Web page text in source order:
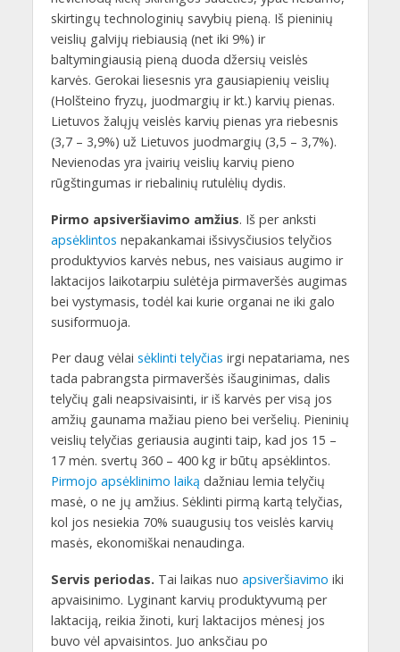
skirtingų technologinių savybių pieną. Iš pieninių
veislių galvijų riebiausią (net iki 9%) ir
baltymingiausią pieną duoda džersių veislės
karvės. Gerokai liesesnis yra gausiapienių veislių
(Holšteino fryzų, juodmargių ir kt.) karvių pienas.
Lietuvos žalųjų veislės karvių pienas yra riebesnis
(3,7 – 3,9%) už Lietuvos juodmargių (3,5 – 3,7%).
Nevienodas yra įvairių veislių karvių pieno
rūgštingumas ir riebalinių rutulėlių dydis.
Pirmo apsiveršiavimo amžius. Iš per anksti
apsėklintos nepakankamai išsivysčiusios telyčios
produktyvios karvės nebus, nes vaisiaus augimo ir
laktacijos laikotarpiu sulėtėja pirmaveršės augimas
bei vystymasis, todėl kai kurie organai ne iki galo
susiformuoja.
Per daug vėlai sėklinti telyčias irgi nepatariama, nes
tada pabrangsta pirmaveršės išauginimas, dalis
telyčių gali neapsivaisinti, ir iš karvės per visą jos
amžių gaunama mažiau pieno bei veršelių. Pieninių
veislių telyčias geriausia auginti taip, kad jos 15 –
17 mėn. svertų 360 – 400 kg ir būtų apsėklintos.
Pirmojo apsėklinimo laiką dažniau lemia telyčių
masė, o ne jų amžius. Sėklinti pirmą kartą telyčias,
kol jos nesiekia 70% suaugusių tos veislės karvių
masės, ekonomiškai nenaudinga.
Servis periodas. Tai laikas nuo apsiveršiavimo iki
apvaisinimo. Lyginant karvių produktyvumą per
laktaciją, reikia žinoti, kurį laktacijos mėnesį jos
buvo vėl apvaisintos. Juo anksčiau po